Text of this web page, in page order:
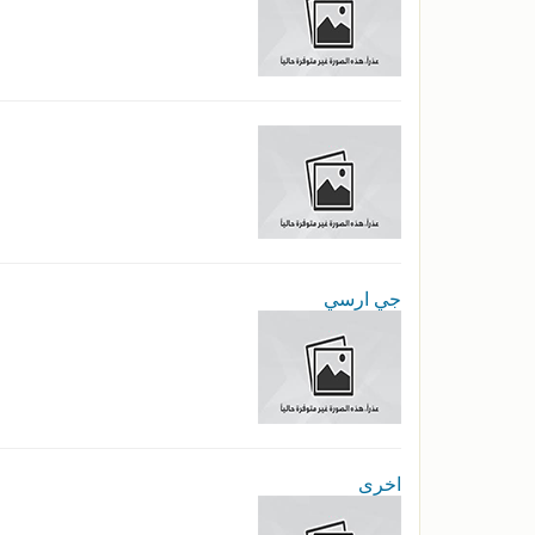
جي ارسي
اخرى